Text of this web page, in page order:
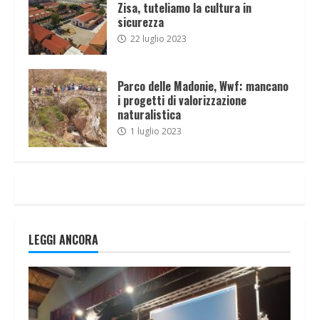
Zisa, tuteliamo la cultura in
sicurezza
22 luglio 2023
Parco delle Madonie, Wwf: mancano
i progetti di valorizzazione
naturalistica
1 luglio 2023
LEGGI ANCORA